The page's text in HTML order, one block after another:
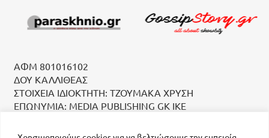
ΑΦΜ 801016102
ΔΟΥ ΚΑΛΛΙΘΕΑΣ
ΣΤΟΙΧΕΙΑ ΙΔΙΟΚΤΗΤΗ: ΤΖΟΥΜΑΚΑ ΧΡΥΣΗ
ΕΠΩΝΥΜΙΑ: MEDIA PUBLISHING GK IKE